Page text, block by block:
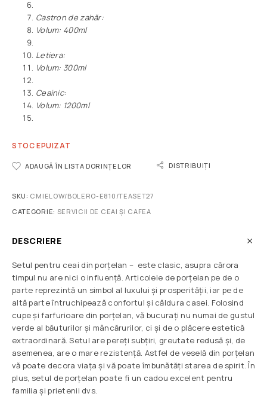
Castron de zahăr:
Volum: 400ml
Letiera:
Volum: 300ml
Ceainic:
Volum: 1200ml
STOC EPUIZAT
ADAUGĂ ÎN LISTA DORINȚELOR DISTRIBUIȚI
SKU: CMIELOW/BOLERO-E810/TEASET27
CATEGORIE: SERVICII DE CEAI ȘI CAFEA
DESCRIERE
Setul pentru ceai din porțelan – este clasic, asupra cărora
timpul nu are nici o influenţă. Articolele de porțelan pe de o
parte reprezintă un simbol al luxului și prosperității, iar pe de
altă parte întruchipează confortul și căldura casei. Folosind
cupe și farfurioare din porțelan, vă bucurați nu numai de gustul
verde al băuturilor și mâncărurilor, ci și de o plăcere estetică
extraordinară. Setul are pereți subțiri, greutate redusă și, de
asemenea, are o mare rezistență. Astfel de veselă din porțelan
vă poate decora viața și vă poate îmbunătăți starea de spirit. În
plus, setul de porțelan poate fi un cadou excelent pentru
familia și prietenii dvs.